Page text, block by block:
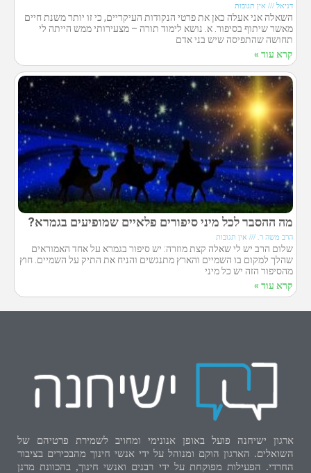
דניאל אין תגובות
השאלה אני אעלה כאן את פרטי הנקודות העיקריים, כי זו יותר משנת חיים
מאשר שיתוף בסיפור. א. נושא לימוד תורה – מצעירותי ממש הייתה לי
תחושה שהתפיסה שיש בני אדם
קרא עוד »
מה ההסבר לכל מיני סיפורים פלאיים שמופיעים בגמרא?
הרב משה ר. אין תגובות
שלום הרב יש לי שאלה קצת מוזרה: יש סיפור בגמרא על אחד האמוראים
שהלך למקום בו השמיים והארץ מתנגשים והניח את התיק על השמיים. חוץ
מהסיפור הזה יש כל מיני
קרא עוד »
ארגון ישיחנה פועל באופן אנונימי ומחויב לשמירת פרטיהם של
השואלים. הארגון הוקם ומנוהל על ידי אנשי חינוך מהבכירים בציבור
החרדי. הפעילות מפוקחת על ידי רבנים ואנשי חינוך, בהכוונת מרנן